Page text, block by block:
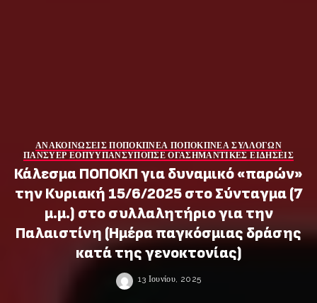
ΑΝΑΚΟΙΝΩΣΕΙΣ ΠΟΠΟΚΠΝΕΑ ΠΟΠΟΚΠΝΕΑ ΣΥΛΛΟΓΩΝ
ΠΑΝΣΥΕΡ ΕΟΠΥΥΠΑΝΣΥΠΟΠΣΕ ΟΓΑΣΗΜΑΝΤΙΚΕΣ ΕΙΔΗΣΕΙΣ
Κάλεσμα ΠΟΠΟΚΠ για δυναμικό «παρών»
την Κυριακή 15/6/2025 στο Σύνταγμα (7
μ.μ.) στο συλλαλητήριο για την
Παλαιστίνη (Ημέρα παγκόσμιας δράσης
κατά της γενοκτονίας)
13 Ιουνίου, 2025